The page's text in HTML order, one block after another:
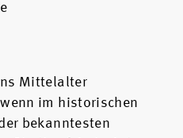
Mittelalter
im historischen
bekanntesten